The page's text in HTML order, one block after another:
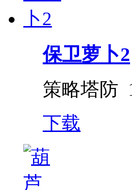
保卫萝卜2
策略塔防
下载